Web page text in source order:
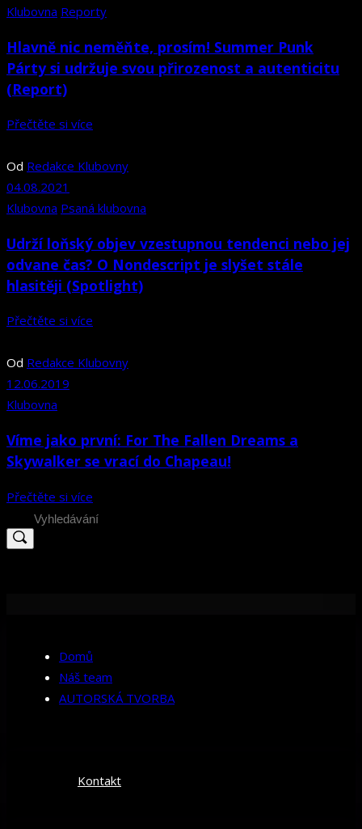
Klubovna Reporty
Hlavně nic neměňte, prosím! Summer Punk
Párty si udržuje svou přirozenost a autenticitu
(Report)
Přečtěte si více
Od Redakce Klubovny
04.08.2021
Klubovna Psaná klubovna
Udrží loňský objev vzestupnou tendenci nebo jej
odvane čas? O Nondescript je slyšet stále
hlasitěji (Spotlight)
Přečtěte si více
Od Redakce Klubovny
12.06.2019
Klubovna
Víme jako první: For The Fallen Dreams a
Skywalker se vrací do Chapeau!
Přečtěte si více
Search
for:
Domů
Náš team
AUTORSKÁ TVORBA
Kontakt